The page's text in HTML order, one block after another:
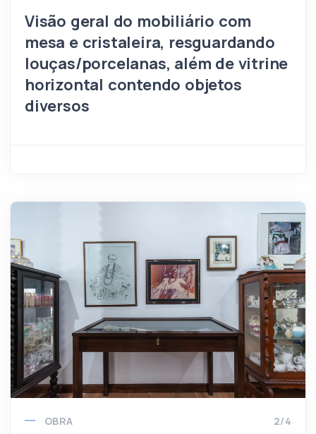
Visão geral do mobiliário com
mesa e cristaleira, resguardando
louças/porcelanas, além de vitrine
horizontal contendo objetos
diversos
OBRA 2/4